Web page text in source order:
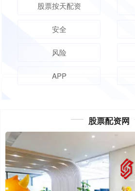
股票按天配资
安全
风险
APP
股票配资网